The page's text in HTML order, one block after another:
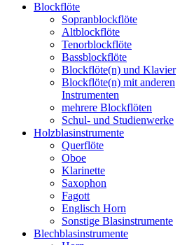
Blockflöte
Sopranblockflöte
Altblockflöte
Tenorblockflöte
Bassblockflöte
Blockflöte(n) und Klavier
Blockflöte(n) mit anderen
Instrumenten
mehrere Blockflöten
Schul- und Studienwerke
Holzblasinstrumente
Querflöte
Oboe
Klarinette
Saxophon
Fagott
Englisch Horn
Sonstige Blasinstrumente
Blechblasinstrumente